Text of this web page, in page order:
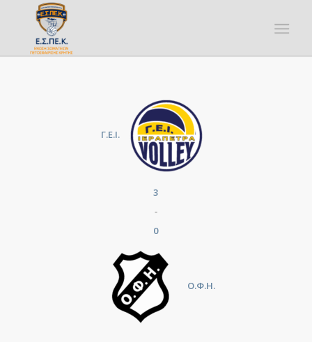
Γ.Ε.Ι.
3
-
0
Ο.Φ.Η.